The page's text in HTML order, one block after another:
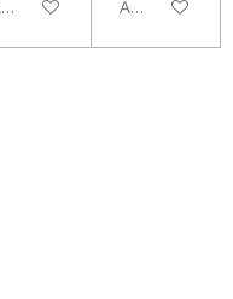
au panierAjouter au